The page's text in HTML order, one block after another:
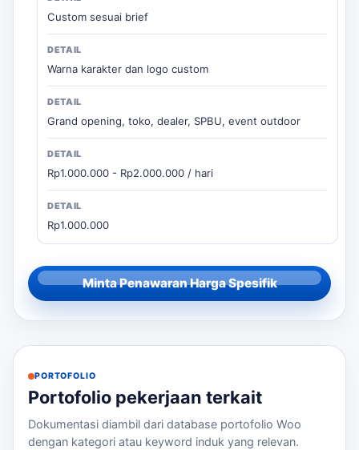
Custom sesuai brief
Warna karakter dan logo custom
Grand opening, toko, dealer, SPBU, event outdoor
Rp1.000.000 - Rp2.000.000 / hari
Rp1.000.000
Minta Penawaran Harga Spesifik
PORTOFOLIO
Portofolio pekerjaan terkait
Dokumentasi diambil dari database portofolio Woo
dengan kategori atau keyword induk yang relevan.